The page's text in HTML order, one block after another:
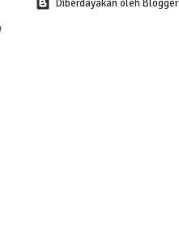
Diberdayakan oleh Blogger